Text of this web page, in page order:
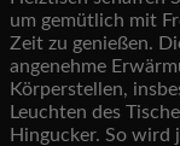
um gemütlich mit
Zeit zu genießen.
angenehme
Körperstellen,
Leuchten des
Hingucker. So wird